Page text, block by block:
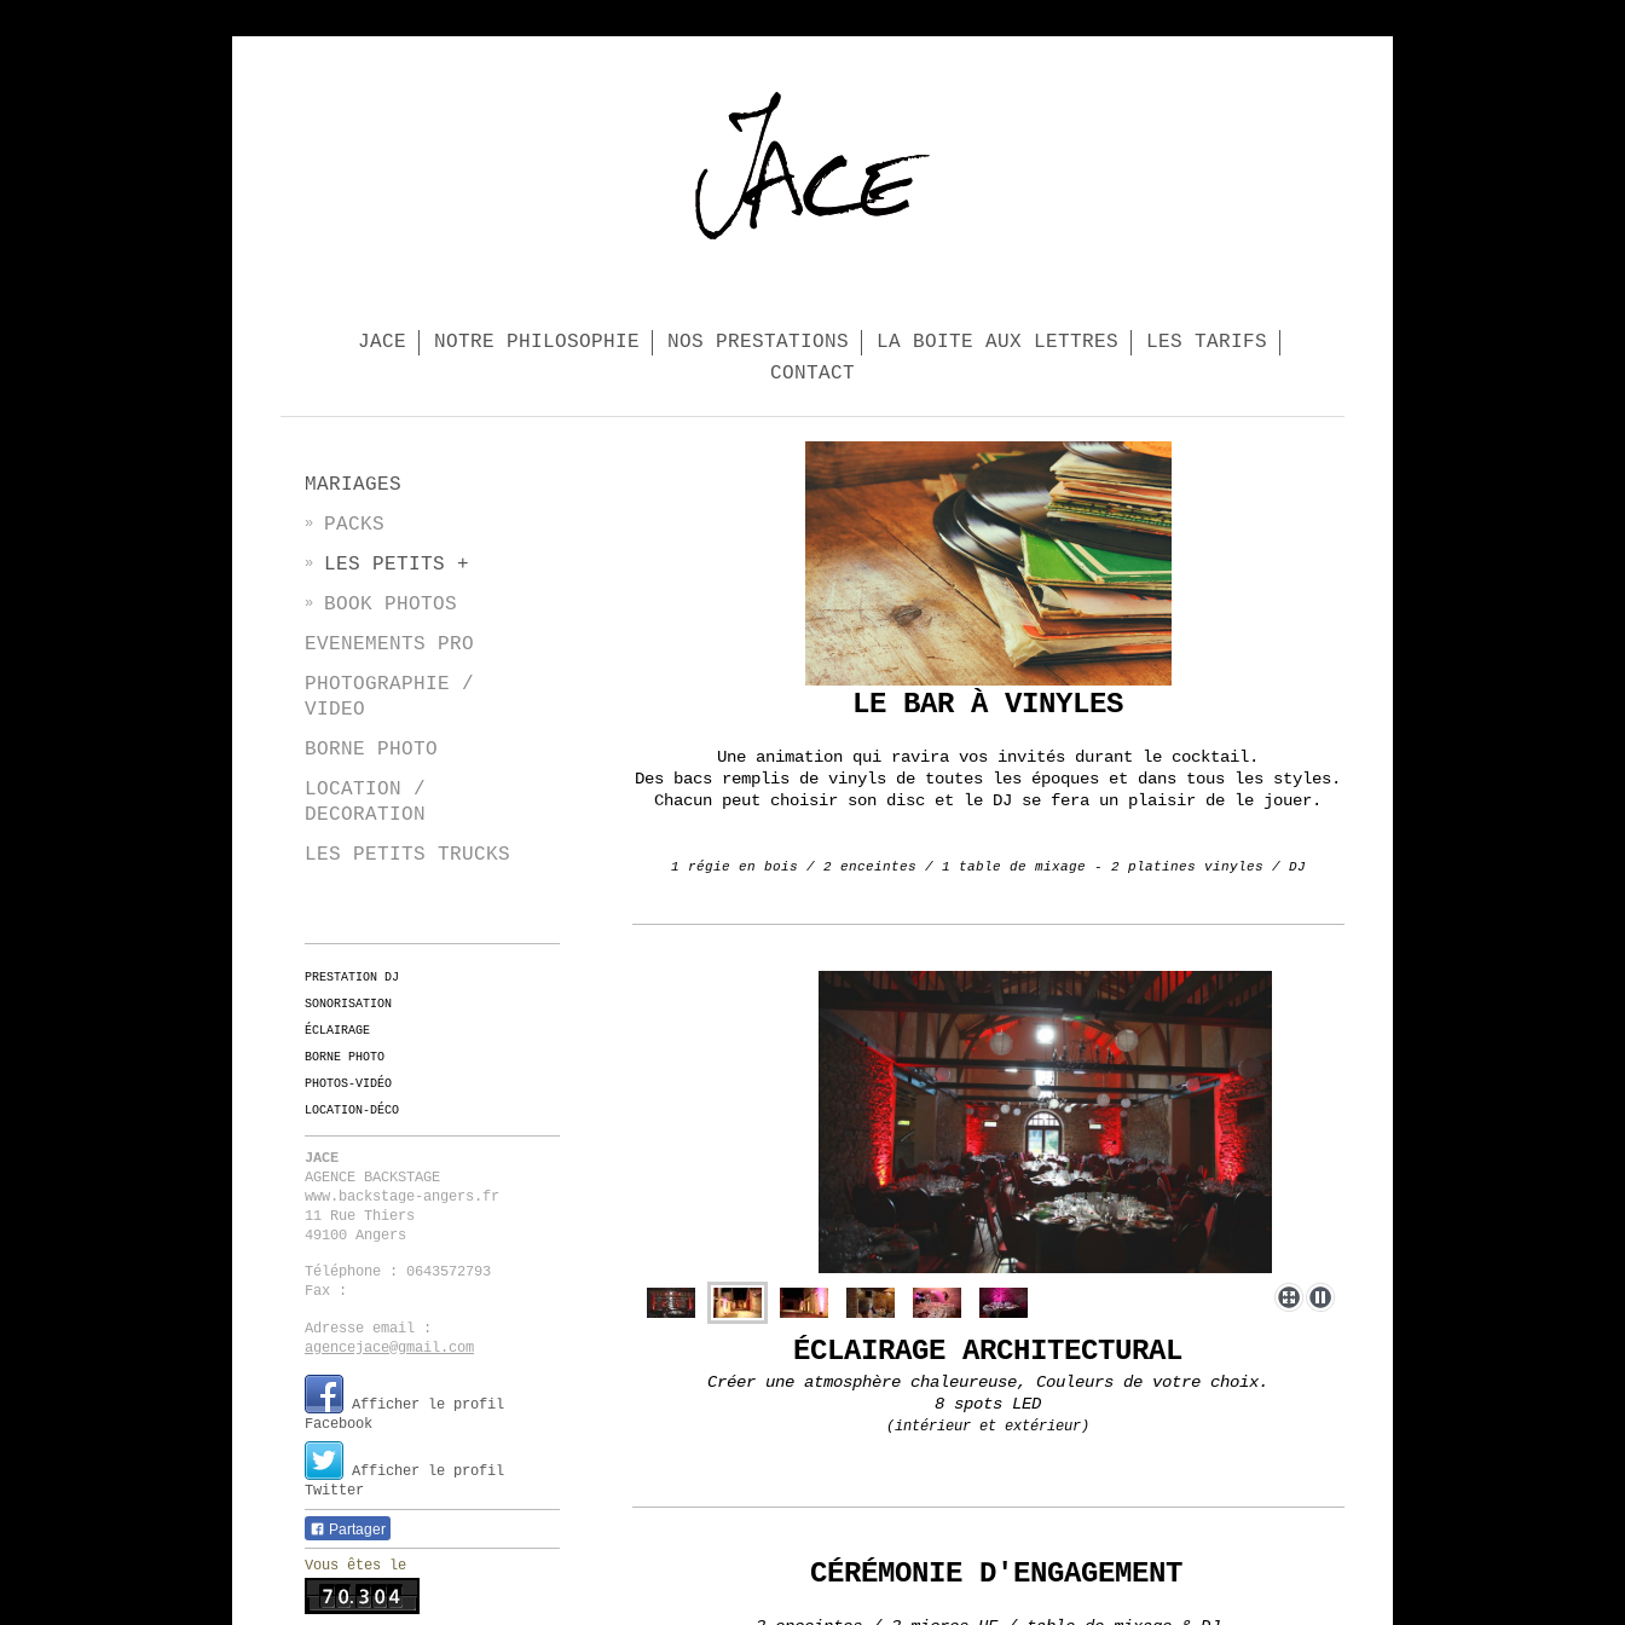
JACE NOTRE PHILOSOPHIE NOS PRESTATIONS LA BOITE AUX LETTRES
LES TARIFS
CONTACT
LE BAR À VINYLES
Une animation qui ravira vos invités durant le cocktail.
Des bacs remplis de vinyls de toutes les époques et dans tous les styles.
Chacun peut choisir son disc et le DJ se fera un plaisir de le jouer.
1 régie en bois / 2 enceintes / 1 table de mixage - 2 platines vinyles / DJ
ÉCLAIRAGE ARCHITECTURAL
Créer une atmosphère chaleureuse, Couleurs de votre choix.
8 spots LED
(intérieur et extérieur)
CÉRÉMONIE D'ENGAGEMENT
MARIAGES
PACKS
LES PETITS +
BOOK PHOTOS
EVENEMENTS PRO
PHOTOGRAPHIE /
VIDEO
BORNE PHOTO
LOCATION /
DECORATION
LES PETITS TRUCKS
PRESTATION DJ
SONORISATION
ÉCLAIRAGE
BORNE PHOTO
PHOTOS-VIDÉO
LOCATION-DÉCO
JACE
AGENCE BACKSTAGE
www.backstage-angers.fr
11 Rue Thiers
49100 Angers
Téléphone : 0643572793
Fax :
Adresse email :
agencejace@gmail.com
Afficher le profil
Facebook
Afficher le profil
Twitter
Partager
Vous êtes le